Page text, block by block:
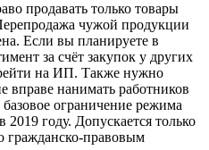
продавать только товары
чужой продукции
Если вы планируете в
за счёт закупок у других
на ИП. Также нужно
вправе нанимать работников
ограничение режима
году. Допускается только
гражданско-правовым